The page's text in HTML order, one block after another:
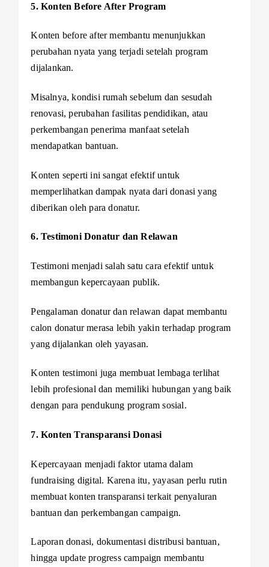
5. Konten Before After Program
Konten before after membantu menunjukkan
perubahan nyata yang terjadi setelah program
dijalankan.
Misalnya, kondisi rumah sebelum dan sesudah
renovasi, perubahan fasilitas pendidikan, atau
perkembangan penerima manfaat setelah
mendapatkan bantuan.
Konten seperti ini sangat efektif untuk
memperlihatkan dampak nyata dari donasi yang
diberikan oleh para donatur.
6. Testimoni Donatur dan Relawan
Testimoni menjadi salah satu cara efektif untuk
membangun kepercayaan publik.
Pengalaman donatur dan relawan dapat membantu
calon donatur merasa lebih yakin terhadap program
yang dijalankan oleh yayasan.
Konten testimoni juga membuat lembaga terlihat
lebih profesional dan memiliki hubungan yang baik
dengan para pendukung program sosial.
7. Konten Transparansi Donasi
Kepercayaan menjadi faktor utama dalam
fundraising digital. Karena itu, yayasan perlu rutin
membuat konten transparansi terkait penyaluran
bantuan dan perkembangan campaign.
Laporan donasi, dokumentasi distribusi bantuan,
hingga update progress campaign membantu